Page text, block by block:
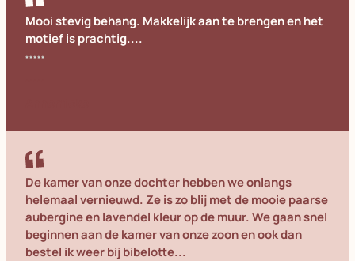
Mooi stevig behang. Makkelijk aan te brengen en het
motief is prachtig....
De kamer van onze dochter hebben we onlangs
helemaal vernieuwd. Ze is zo blij met de mooie paarse
aubergine en lavendel kleur op de muur. We gaan snel
beginnen aan de kamer van onze zoon en ook dan
bestel ik weer bij bibelotte...